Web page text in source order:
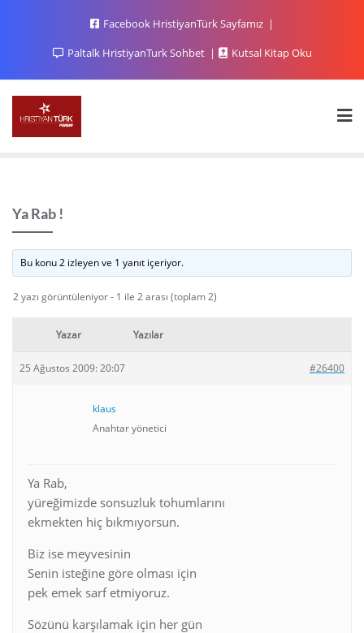
Facebook HristiyanTürk Sayfamız
Paltalk HristiyanTurk Sohbet
Kutsal Kitap Oku
Ya Rab !
Bu konu 2 izleyen ve 1 yanıt içeriyor.
2 yazı görüntüleniyor - 1 ile 2 arası (toplam 2)
Yazar Yazılar
25 Ağustos 2009: 20:07 #26400
klaus
Anahtar yönetici
Ya Rab,
yüreğimizde sonsuzluk tohumlarını
ekmekten hiç bıkmıyorsun.
Biz ise meyvesinin
Senin isteğine göre olması için
pek emek sarf etmiyoruz.
Sözünü karşılamak için her gün